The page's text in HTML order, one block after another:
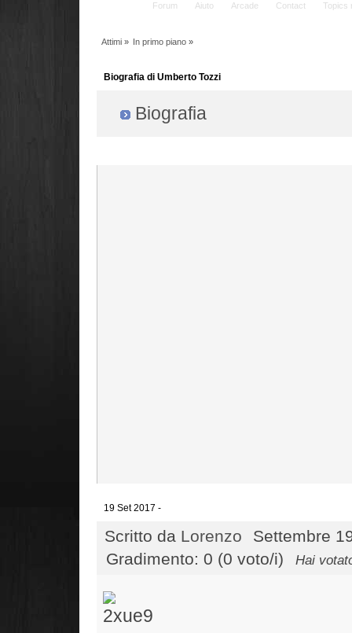
Forum Aiuto Arcade Contact Topics
Attimi» In primo piano »
Biografia di Umberto Tozzi
Biografia
19 Set 2017 -
Scritto da Lorenzo
Settembre
Gradimento: 0 (0 voto/i)
Hai